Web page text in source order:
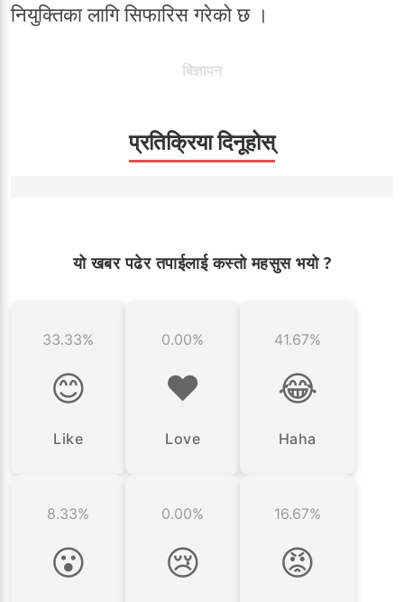
नियुक्तिका लागि सिफारिस गरेको छ ।
बिज्ञापन
प्रतिक्रिया दिनूहोस्
यो खबर पढेर तपाईलाई कस्तो महसुस भयो ?
33.33%
😊
Like
0.00%
❤️
Love
41.67%
😂
Haha
8.33%
😮
0.00%
😢
16.67%
😡